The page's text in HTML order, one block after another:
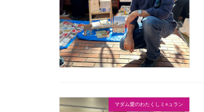
マダム愛のわたくしミ○ュラン